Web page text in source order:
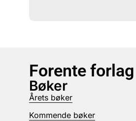
Forente forlag
Bøker
Årets bøker
Kommende bøker